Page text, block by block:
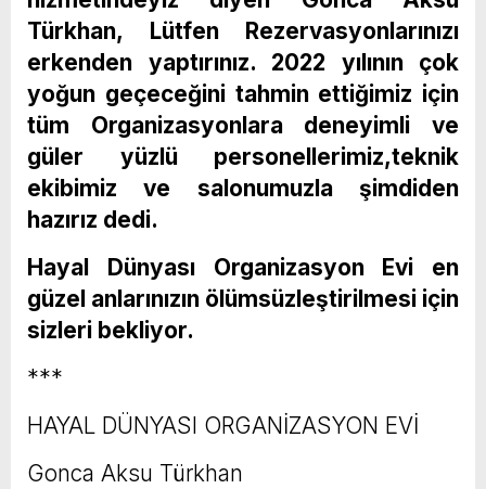
Türkhan, Lütfen Rezervasyonlarınızı
erkenden yaptırınız. 2022 yılının çok
yoğun geçeceğini tahmin ettiğimiz için
tüm Organizasyonlara deneyimli ve
güler yüzlü personellerimiz,teknik
ekibimiz ve salonumuzla şimdiden
hazırız dedi.
Hayal Dünyası Organizasyon Evi en
güzel anlarınızın ölümsüzleştirilmesi için
sizleri bekliyor.
***
HAYAL DÜNYASI ORGANİZASYON EVİ
Gonca Aksu Türkhan